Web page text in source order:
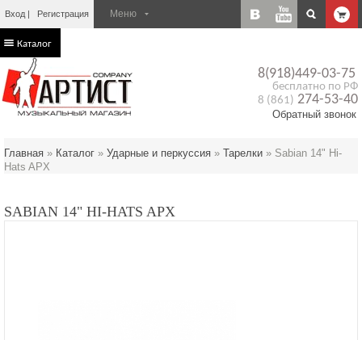
Вход Регистрация
8(918)449-03-75
бесплатно по РФ
8 (861) 274-53-40
Обратный звонок
Каталог
Главная » Каталог » Ударные и перкуссия » Тарелки » Sabian 14" Hi-
Hats APX
SABIAN 14" HI-HATS APX